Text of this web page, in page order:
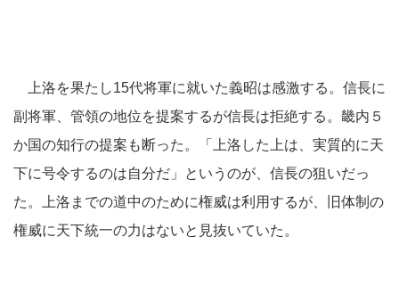
上洛を果たし15代将軍に就いた義昭は感激する。信長に
副将軍、管領の地位を提案するが信長は拒絶する。畿内５
か国の知行の提案も断った。「上洛した上は、実質的に天
下に号令するのは自分だ」というのが、信長の狙いだっ
た。上洛までの道中のために権威は利用するが、旧体制の
権威に天下統一の力はないと見抜いていた。